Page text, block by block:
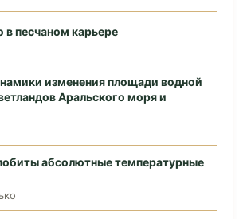
песчаном карьере
изменения площади водной
Аральского моря и
абсолютные температурные